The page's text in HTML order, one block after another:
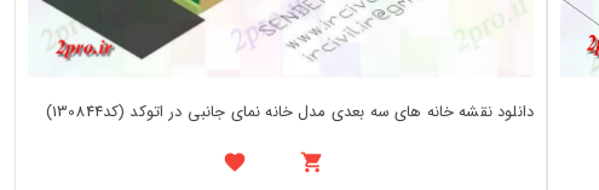
دانلود نقشه خانه های سه بعدی مدل خانه نمای جانبی در اتوکد (کد130844)